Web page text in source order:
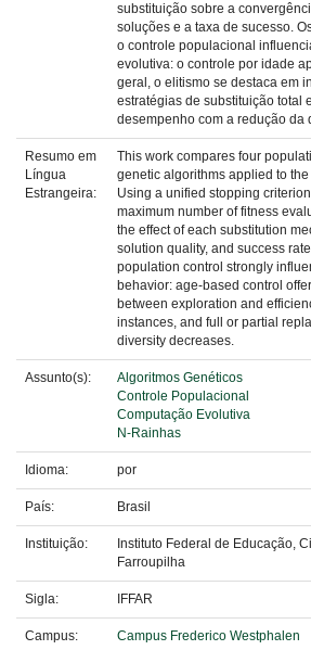
substituição sobre a
soluções e a taxa de sucesso.
o controle populacional
evolutiva: o controle por idade
geral, o elitismo se destaca em
estratégias de substituição total
desempenho com a redução da
Resumo em
Língua
Estrangeira:
This work compares four
genetic algorithms applied to
Using a unified stopping
maximum number of fitness
the effect of each substitution
solution quality, and success
population control strongly
behavior: age-based control
between exploration and
instances, and full or partial
diversity decreases.
Assunto(s):
Algoritmos Genéticos
Controle Populacional
Computação Evolutiva
N-Rainhas
Idioma: por
País: Brasil
Instituição:
Instituto Federal de Educação,
Farroupilha
Sigla: IFFAR
Campus: Campus Frederico Westphalen